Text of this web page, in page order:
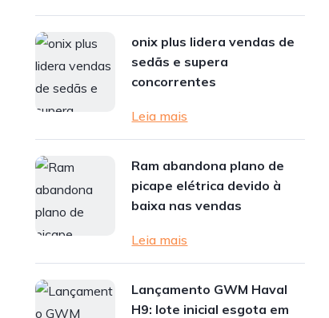
onix plus lidera vendas de
sedãs e supera
concorrentes
Leia mais
Ram abandona plano de
picape elétrica devido à
baixa nas vendas
Leia mais
Lançamento GWM Haval
H9: lote inicial esgota em